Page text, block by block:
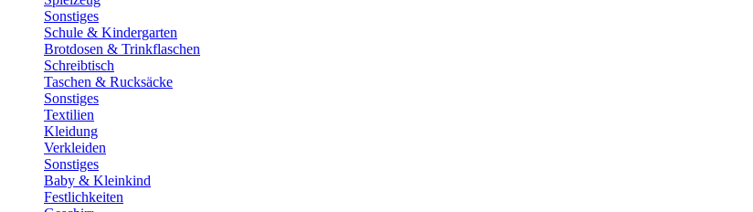
Sonstiges
Schule & Kindergarten
Brotdosen & Trinkflaschen
Schreibtisch
Taschen & Rucksäcke
Sonstiges
Textilien
Kleidung
Verkleiden
Sonstiges
Baby & Kleinkind
Festlichkeiten